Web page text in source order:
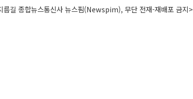
름길 종합뉴스통신사 뉴스핌(Newspim), 무단 전재-재배포 금지>